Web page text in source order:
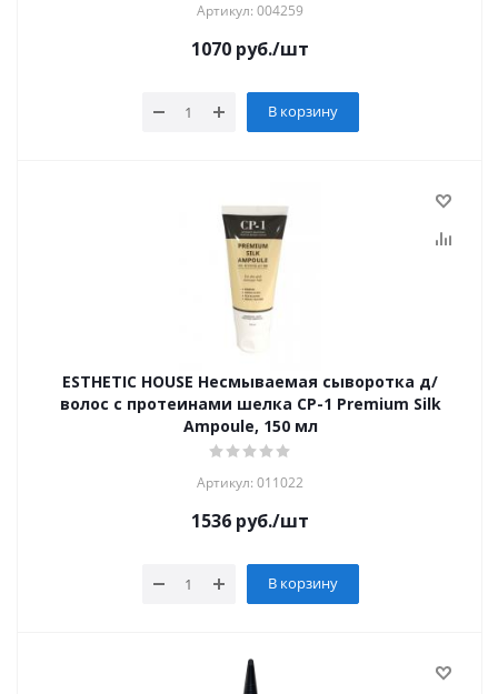
Артикул: 004259
1070 руб./шт
В корзину
ESTHETIC HOUSE Несмываемая сыворотка д/
волос с протеинами шелка CP-1 Premium Silk
Ampoule, 150 мл
Артикул: 011022
1536 руб./шт
В корзину